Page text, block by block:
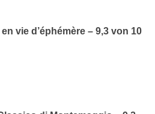
vie d’éphémère – 9,3 von 10